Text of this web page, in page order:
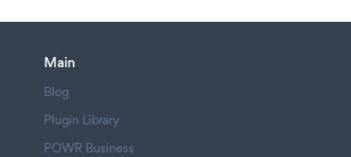
Main
Blog
Plugin Library
POWR Business